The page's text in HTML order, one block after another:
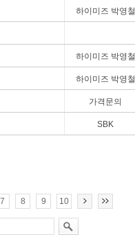
하이미즈 박영철
하이미즈 박영철
하이미즈 박영철
가격문의
SBK
7 8 9 10